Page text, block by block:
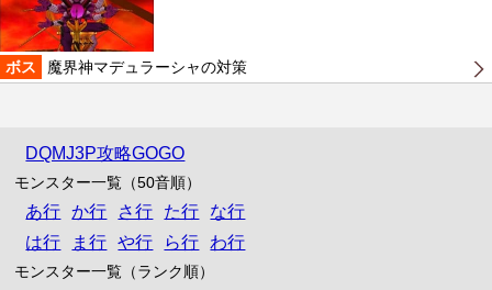
ボス 魔界神マデュラーシャの対策
DQMJ3P攻略GOGO
モンスター一覧（50音順）
あ行 か行 さ行 た行
な行
は行
ま行 や行 ら行 わ行
モンスター一覧（ランク順）